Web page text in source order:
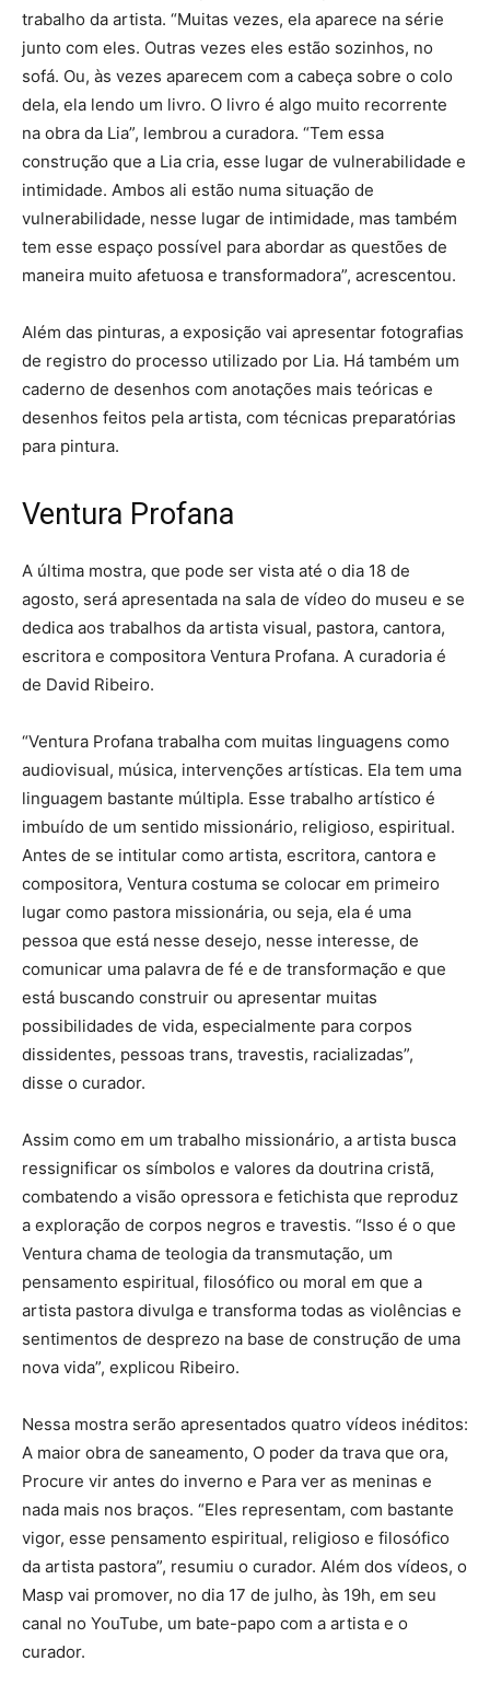
trabalho da artista. “Muitas vezes, ela aparece na série
junto com eles. Outras vezes eles estão sozinhos, no
sofá. Ou, às vezes aparecem com a cabeça sobre o colo
dela, ela lendo um livro. O livro é algo muito recorrente
na obra da Lia”, lembrou a curadora. “Tem essa
construção que a Lia cria, esse lugar de vulnerabilidade e
intimidade. Ambos ali estão numa situação de
vulnerabilidade, nesse lugar de intimidade, mas também
tem esse espaço possível para abordar as questões de
maneira muito afetuosa e transformadora”, acrescentou.
Além das pinturas, a exposição vai apresentar fotografias
de registro do processo utilizado por Lia. Há também um
caderno de desenhos com anotações mais teóricas e
desenhos feitos pela artista, com técnicas preparatórias
para pintura.
Ventura Profana
A última mostra, que pode ser vista até o dia 18 de
agosto, será apresentada na sala de vídeo do museu e se
dedica aos trabalhos da artista visual, pastora, cantora,
escritora e compositora Ventura Profana. A curadoria é
de David Ribeiro.
“Ventura Profana trabalha com muitas linguagens como
audiovisual, música, intervenções artísticas. Ela tem uma
linguagem bastante múltipla. Esse trabalho artístico é
imbuído de um sentido missionário, religioso, espiritual.
Antes de se intitular como artista, escritora, cantora e
compositora, Ventura costuma se colocar em primeiro
lugar como pastora missionária, ou seja, ela é uma
pessoa que está nesse desejo, nesse interesse, de
comunicar uma palavra de fé e de transformação e que
está buscando construir ou apresentar muitas
possibilidades de vida, especialmente para corpos
dissidentes, pessoas trans, travestis, racializadas”,
disse o curador.
Assim como em um trabalho missionário, a artista busca
ressignificar os símbolos e valores da doutrina cristã,
combatendo a visão opressora e fetichista que reproduz
a exploração de corpos negros e travestis. “Isso é o que
Ventura chama de teologia da transmutação, um
pensamento espiritual, filosófico ou moral em que a
artista pastora divulga e transforma todas as violências e
sentimentos de desprezo na base de construção de uma
nova vida”, explicou Ribeiro.
Nessa mostra serão apresentados quatro vídeos inéditos:
A maior obra de saneamento, O poder da trava que ora,
Procure vir antes do inverno e Para ver as meninas e
nada mais nos braços. “Eles representam, com bastante
vigor, esse pensamento espiritual, religioso e filosófico
da artista pastora”, resumiu o curador. Além dos vídeos, o
Masp vai promover, no dia 17 de julho, às 19h, em seu
canal no YouTube, um bate-papo com a artista e o
curador.